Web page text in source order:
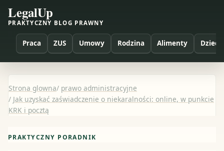
LegalUp
PRAKTYCZNY BLOG PRAWNY
Praca ZUS Umowy Rodzina Alimenty Dzieci
Strona glowna/ prawo administracyjne
/ Jak uzyskać zaświadczenie o niekaralności: online, w punkcie
KRK i pocztą
PRAKTYCZNY PORADNIK